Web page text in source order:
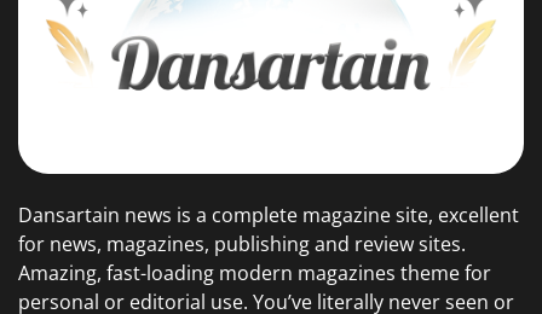
Dansartain news is a complete magazine site, excellent
for news, magazines, publishing and review sites.
Amazing, fast-loading modern magazines theme for
personal or editorial use. You’ve literally never seen or